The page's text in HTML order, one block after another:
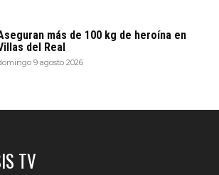
más de 100 kg de heroína en
del Real
9 agosto 2026
TV